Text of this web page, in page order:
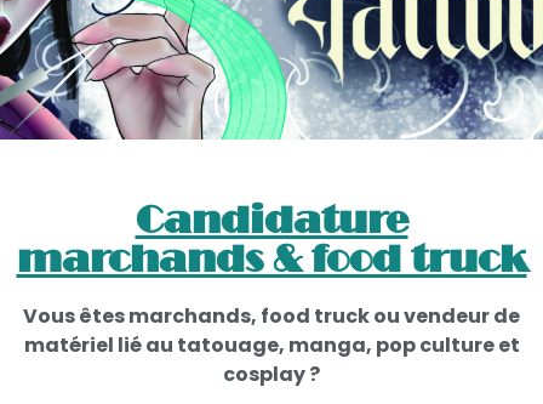
Candidature
marchands & food truck
Vous êtes marchands, food truck ou vendeur de
matériel lié au tatouage, manga, pop culture et
cosplay ?